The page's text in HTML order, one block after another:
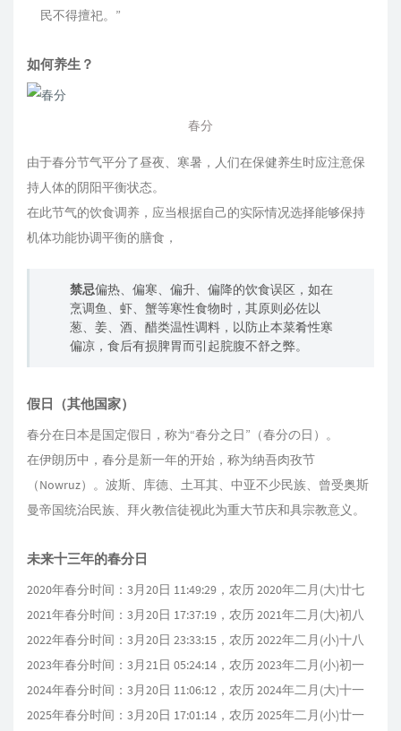
民不得擅祀。”
如何养生？
春分
由于春分节气平分了昼夜、寒暑，人们在保健养生时应注意保
持人体的阴阳平衡状态。
在此节气的饮食调养，应当根据自己的实际情况选择能够保持
机体功能协调平衡的膳食，
禁忌偏热、偏寒、偏升、偏降的饮食误区，如在
烹调鱼、虾、蟹等寒性食物时，其原则必佐以
葱、姜、酒、醋类温性调料，以防止本菜肴性寒
偏凉，食后有损脾胃而引起脘腹不舒之弊。
假日（其他国家）
春分在日本是国定假日，称为“春分之日”（春分の日）。
在伊朗历中，春分是新一年的开始，称为纳吾肉孜节
（Nowruz）。波斯、库德、土耳其、中亚不少民族、曾受奥斯
曼帝国统治民族、拜火教信徒视此为重大节庆和具宗教意义。
未来十三年的春分日
2020年春分时间：3月20日 11:49:29，农历 2020年二月(大)廿七
2021年春分时间：3月20日 17:37:19，农历 2021年二月(大)初八
2022年春分时间：3月20日 23:33:15，农历 2022年二月(小)十八
2023年春分时间：3月21日 05:24:14，农历 2023年二月(小)初一
2024年春分时间：3月20日 11:06:12，农历 2024年二月(大)十一
2025年春分时间：3月20日 17:01:14，农历 2025年二月(小)廿一